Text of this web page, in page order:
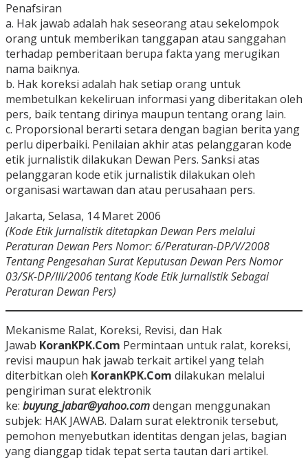
Penafsiran
a. Hak jawab adalah hak seseorang atau sekelompok
orang untuk memberikan tanggapan atau sanggahan
terhadap pemberitaan berupa fakta yang merugikan
nama baiknya.
b. Hak koreksi adalah hak setiap orang untuk
membetulkan kekeliruan informasi yang diberitakan oleh
pers, baik tentang dirinya maupun tentang orang lain.
c. Proporsional berarti setara dengan bagian berita yang
perlu diperbaiki. Penilaian akhir atas pelanggaran kode
etik jurnalistik dilakukan Dewan Pers. Sanksi atas
pelanggaran kode etik jurnalistik dilakukan oleh
organisasi wartawan dan atau perusahaan pers.
Jakarta, Selasa, 14 Maret 2006
(Kode Etik Jurnalistik ditetapkan Dewan Pers melalui
Peraturan Dewan Pers Nomor: 6/Peraturan-DP/V/2008
Tentang Pengesahan Surat Keputusan Dewan Pers Nomor
03/SK-DP/III/2006 tentang Kode Etik Jurnalistik Sebagai
Peraturan Dewan Pers)
Mekanisme Ralat, Koreksi, Revisi, dan Hak
Jawab KoranKPK.Com Permintaan untuk ralat, koreksi,
revisi maupun hak jawab terkait artikel yang telah
diterbitkan oleh KoranKPK.Com dilakukan melalui
pengiriman surat elektronik
ke: buyung_jabar@yahoo.comdengan menggunakan
subjek: HAK JAWAB. Dalam surat elektronik tersebut,
pemohon menyebutkan identitas dengan jelas, bagian
yang dianggap tidak tepat serta tautan dari artikel.